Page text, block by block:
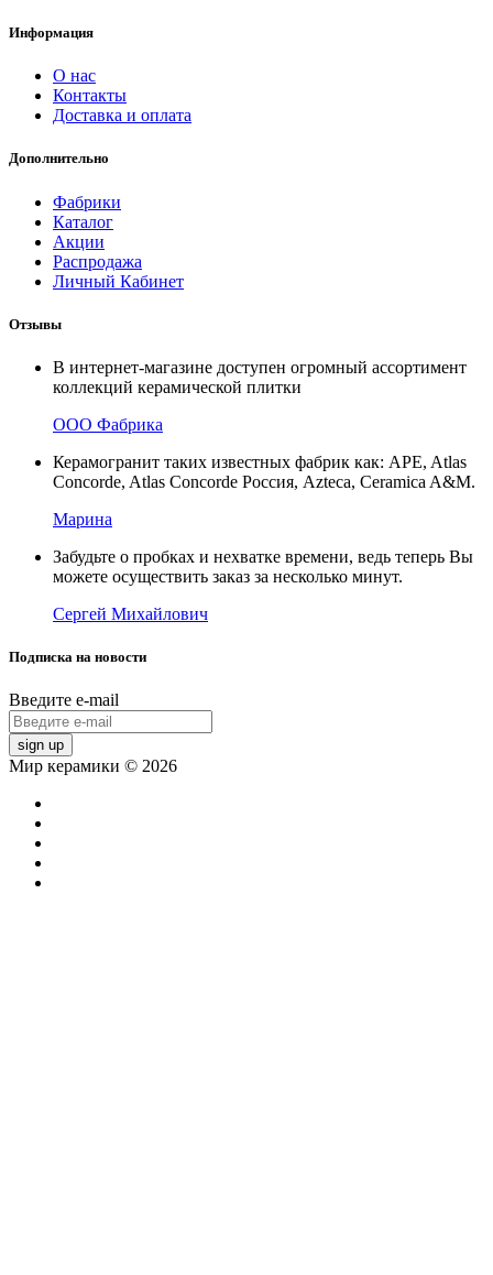
Информация
О нас
Контакты
Доставка и оплата
Дополнительно
Фабрики
Каталог
Акции
Распродажа
Личный Кабинет
Отзывы
В интернет-магазине доступен огромный ассортимент
коллекций керамической плитки
ООО Фабрика
Керамогранит таких известных фабрик как: APE, Atlas
Concorde, Atlas Concorde Россия, Azteca, Ceramica A&M.
Марина
Забудьте о пробках и нехватке времени, ведь теперь Вы
можете осуществить заказ за несколько минут.
Сергей Михайлович
Подписка на новости
Введите e-mail
sign up
Мир керамики © 2026